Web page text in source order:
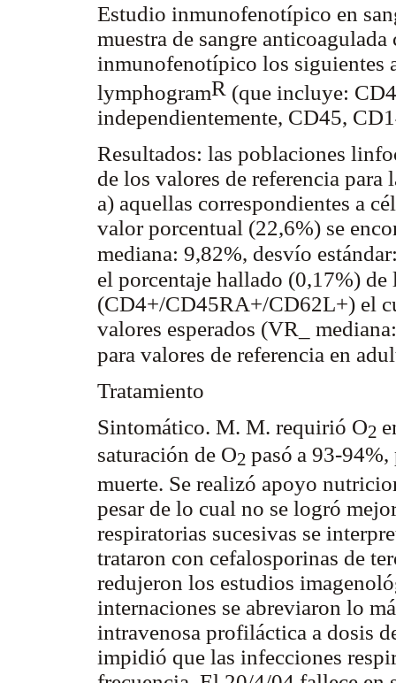
Estudio inmunofenotípico en
muestra de sangre
inmunofenotípico los siguientes
lymphogramR (que incluye:
independientemente, CD45,
Resultados: las poblaciones
de los valores de referencia
a) aquellas correspondientes a
valor porcentual (22,6%) se
mediana: 9,82%, desvío
el porcentaje hallado (0,17%)
(CD4+/CD45RA+/CD62L+) el
valores esperados (VR_
para valores de referencia en
Tratamiento
Sintomático. M. M. requirió O2
saturación de O2 pasó a 93-94%,
muerte. Se realizó apoyo
pesar de lo cual no se logró
respiratorias sucesivas se
trataron con cefalosporinas de
redujeron los estudios
internaciones se abreviaron lo
intravenosa profiláctica a dosis
impidió que las infecciones